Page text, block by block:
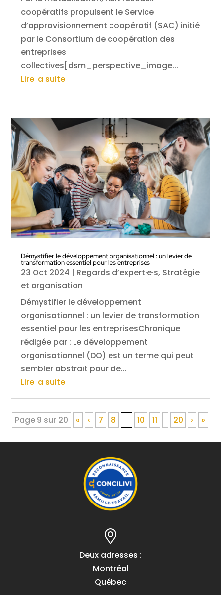
coopératifs propulsent le Service
d’approvisionnement coopératif (SAC) initié
par le Consortium de coopération des
entreprises
collectives[dsm_perspective_image...
Lire la suite
Démystifier le développement organisationnel : un levier de
transformation essentiel pour les entreprises
23 Oct 2024 | Regards d’expert·e·s, Stratégie
et organisation
Démystifier le développement
organisationnel : un levier de transformation
essentiel pour les entreprisesChronique
rédigée par : Le développement
organisationnel (DO) est un terme qui peut
sembler abstrait pour de...
Lire la suite
Page 9 sur 20 « ‹ 7 8 10 11 20 › »
Deux adresses :
Montréal
Québec